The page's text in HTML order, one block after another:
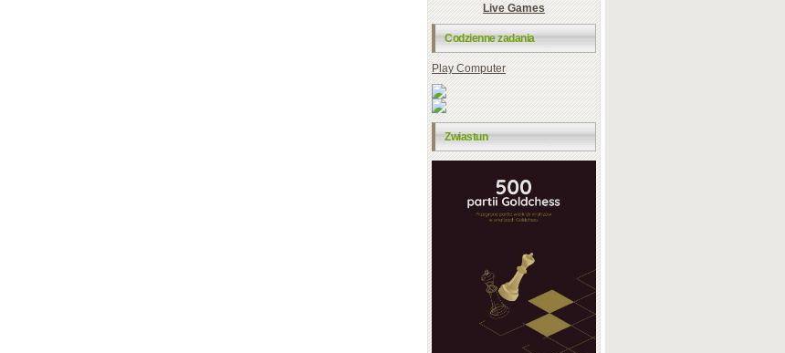
Live Games
Codzienne zadania
Play Computer
Zwiastun